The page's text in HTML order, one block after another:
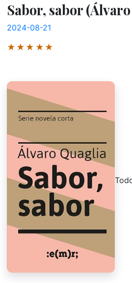
Sabor, sabor
2024-08-21
★★★★★